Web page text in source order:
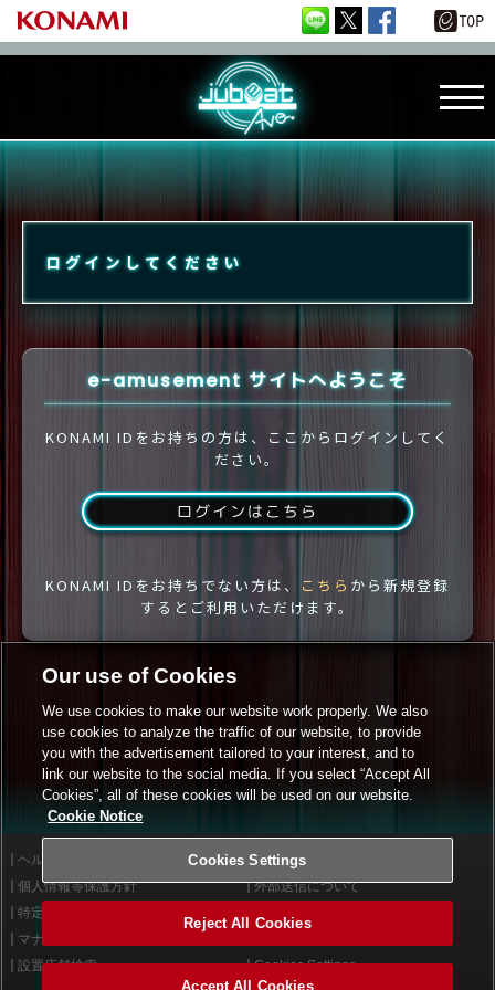
ログインしてください
e-amusement サイトへようこそ
KONAMI IDをお持ちの方は、ここからログインしてく
ださい。
ログインはこちら
KONAMI IDをお持ちでない方は、 こちら から新規登録
するとご利用いただけます。
ヘルプ
利用規約
個人情報等保護方針
外部送信について
特定商取引法に基づく表示
マナー＆ルール
設置店舗検索
Cookies Settings
Our use of Cookies
We use cookies to make our website work properly. We also
use cookies to analyze the traffic of our website, to provide
you with the advertisement tailored to your interest, and to
link our website to the social media. If you select “Accept All
Cookies”, all of these cookies will be used on our website.
Cookie Notice
Cookies Settings
Reject All Cookies
Accept All Cookies